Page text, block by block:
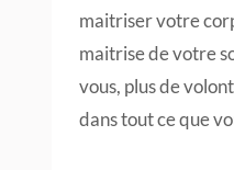
maitriser votre
maitrise de votre
vous, plus de
dans tout ce que